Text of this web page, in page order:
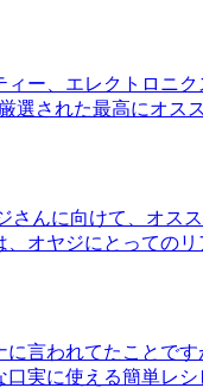
ー、エレクトロニ
選された最高にオス
さんに向けて、オ
オヤジにとってのリ
に言われてたこと
実に使える簡単レシ